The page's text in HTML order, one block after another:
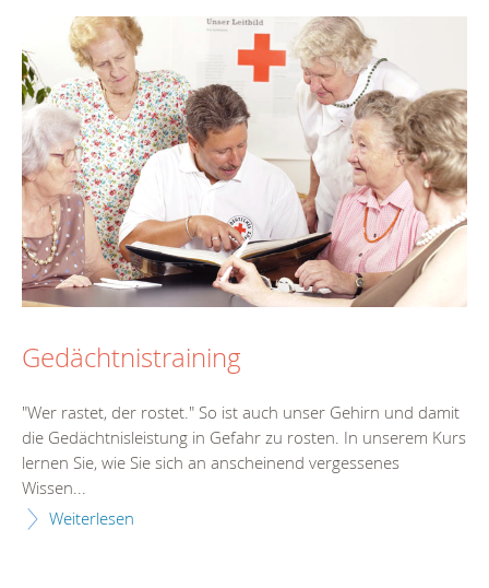
Gedächtnistraining
"Wer rastet, der rostet." So ist auch unser Gehirn und damit
die Gedächtnisleistung in Gefahr zu rosten. In unserem Kurs
lernen Sie, wie Sie sich an anscheinend vergessenes
Wissen...
Weiterlesen